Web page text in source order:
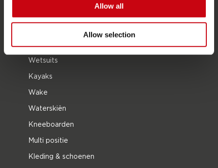
Allow all
Allow selection
SUP
Wetsuits
Kayaks
Wake
Waterskiën
Kneeboarden
Multi positie
Kleding & schoenen